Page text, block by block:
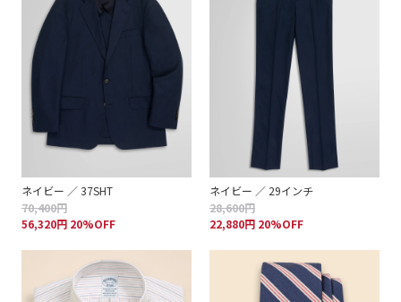
ネイビー ／ 37SHT
70,400円
56,320円 20%OFF
ネイビー ／ 29インチ
28,600円
22,880円 20%OFF